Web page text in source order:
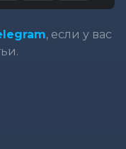
, если у вас